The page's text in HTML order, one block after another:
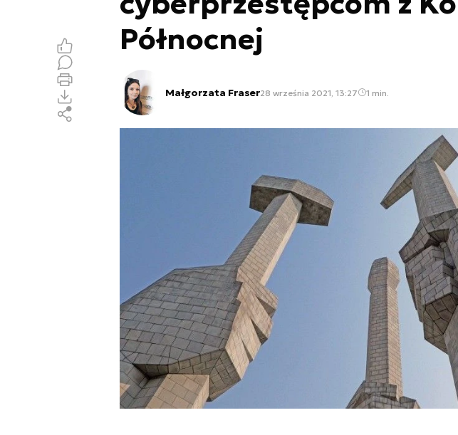
Północnej
Małgorzata Fraser28 września 2021, 13:27 1 min.